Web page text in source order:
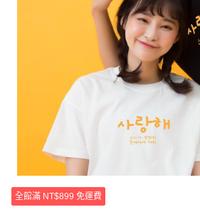
全館滿 NT$899 免運費